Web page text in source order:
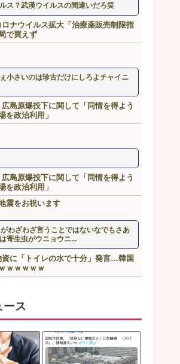
ス？武漢ウイルスの間違いだろ笑
ナウイルス拡大「治療薬販売制限指
で買えず
小さいのは珍古だけにしろよチャイニ
島原爆投下に関して「同情を得よう
を政治利用」
島原爆投下に関して「同情を得よう
を政治利用」
震をお祝います
わざわざ言うことではないなでもさあ
寄生虫がウニョウニ...
資に「トイレの水で十分」発言…韓国
ｗｗｗｗｗ
ース